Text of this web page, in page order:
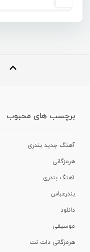
برچسب های محبوب
آهنگ جدید بندری
هرمزگانی
آهنگ بندری
بندرعباس
دانلود
موسیقی
هرمزگانی دات نت